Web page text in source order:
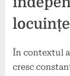
În contextul
cresc